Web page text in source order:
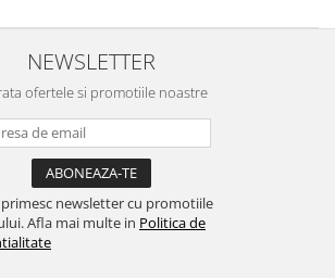
NEWSLETTER
ofertele si promotiile noastre
primesc newsletter cu promotiile
Afla mai multe in Politica de